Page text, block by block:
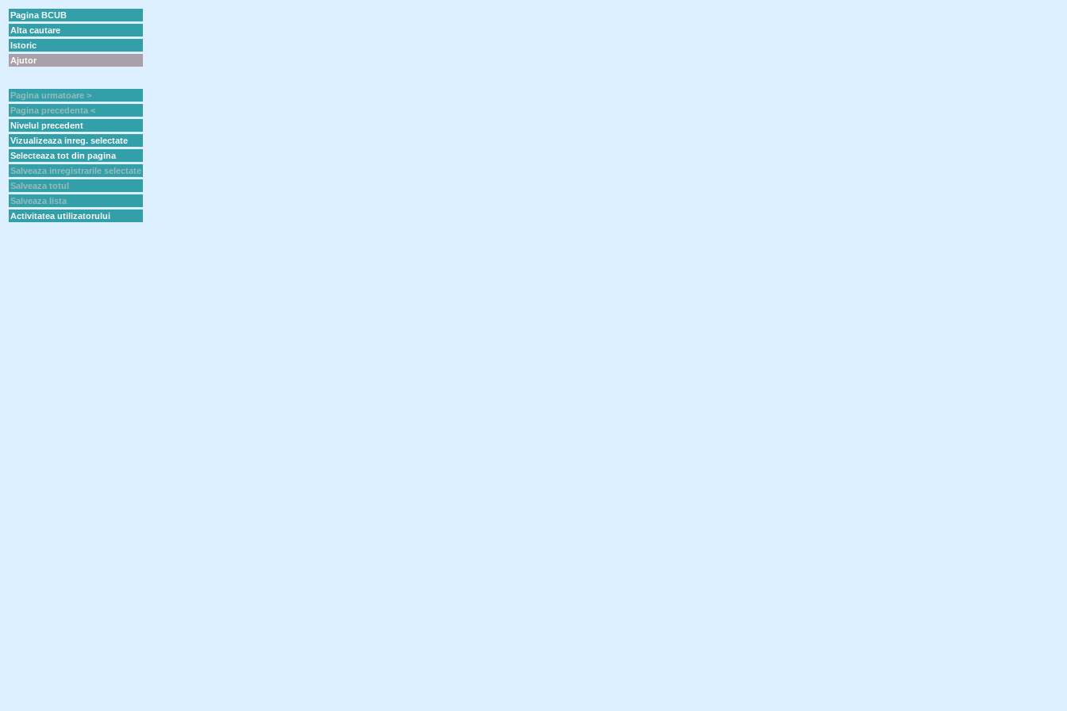
Pagina BCUB
Alta cautare
Istoric
Ajutor
Pagina urmatoare >
Pagina precedenta <
Nivelul precedent
Vizualizeaza inreg. selectate
Selecteaza tot din pagina
Salveaza inregistrarile selectate
Salveaza totul
Salveaza lista
Activitatea utilizatorului